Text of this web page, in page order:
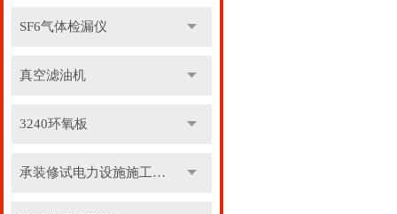
SF6气体检漏仪
真空滤油机
3240环氧板
承装修试电力设施施工机具